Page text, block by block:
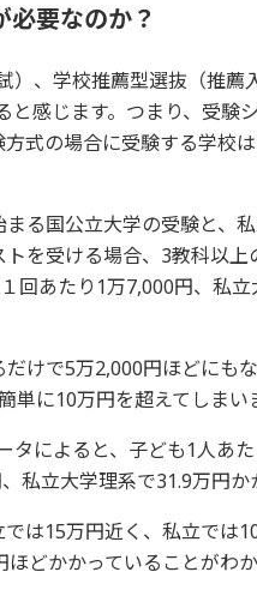
要なのか？
）、学校推薦型選抜（推薦
感じます。つまり、受験
式の場合に受験する学校
る国公立大学の受験と、
を受ける場合、3教科以
回あたり1万7,000円、私
けで5万2,000円ほどにも
に10万円を超えてしまい
によると、子ども1人あ
私立大学理系で31.9万円か
は15万円近く、私立では
どかかっていることがわ